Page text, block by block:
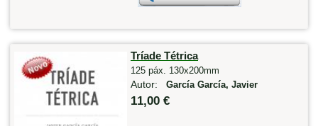
Tríade Tétrica
125 páx. 130x200mm
Autor: García García, Javier
11,00 €